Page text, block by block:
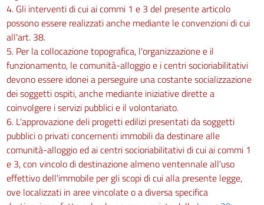
4. Gli interventi di cui ai commi 1 e 3 del presente articolo
possono essere realizzati anche mediante le convenzioni di cui
all'art. 38.
5. Per la collocazione topografica, l'organizzazione e il
funzionamento, le comunità-alloggio e i centri socioriabilitativi
devono essere idonei a perseguire una costante socializzazione
dei soggetti ospiti, anche mediante iniziative dirette a
coinvolgere i servizi pubblici e il volontariato.
6. L'approvazione deli progetti edilizi presentati da soggetti
pubblici o privati concernenti immobili da destinare alle
comunità-alloggio ed ai centri socioriabilitativi di cui ai commi 1
e 3, con vincolo di destinazione almeno ventennale all'uso
effettivo dell'immobile per gli scopi di cui alla presente legge,
ove localizzati in aree vincolate o a diversa specifica